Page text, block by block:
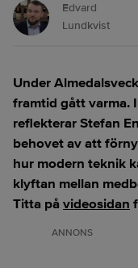
Edvard
Lundkvist
Under
framtid gått varma.
reflekterar Stefan
behovet av att
hur modern teknik
klyftan mellan
Titta på videosidan
ANNONS